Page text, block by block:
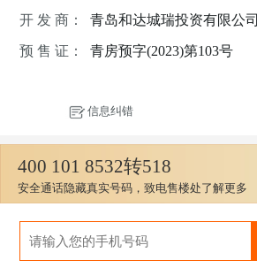
开 发 商： 青岛和达城瑞投资有限公司
预 售 证： 青房预字(2023)第103号
信息纠错
400 101 8532转518
安全通话隐藏真实号码，致电售楼处了解更多